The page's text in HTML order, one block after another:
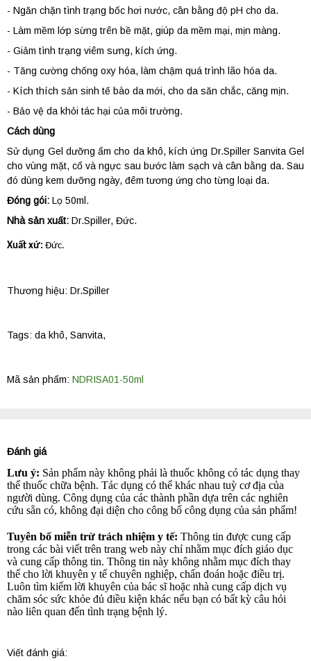
- Ngăn chặn tình trạng bốc hơi nước, cân bằng độ pH cho da.
- Làm mềm lớp sừng trên bề mặt, giúp da mềm mại, mịn màng.
- Giảm tình trạng viêm sưng, kích ứng.
- Tăng cường chống oxy hóa, làm chậm quá trình lão hóa da.
- Kích thích sản sinh tế bào da mới, cho da săn chắc, căng mịn.
- Bảo vệ da khỏi tác hại của môi trường.
Cách dùng
Sử dụng Gel dưỡng ẩm cho da khô, kích ứng Dr.Spiller Sanvita Gel
cho vùng mặt, cổ và ngực sau bước làm sạch và cân bằng da. Sau
đó dùng kem dưỡng ngày, đêm tương ứng cho từng loại da.
Đóng gói: Lọ 50ml.
Nhà sản xuất: Dr.Spiller, Đức.
Xuất xứ: Đức.
Thương hiệu: Dr.Spiller
Tags: da khô, Sanvita,
Mã sản phẩm: NDRISA01-50ml
Đánh giá
Lưu ý: Sản phẩm này không phải là thuốc không có tác dụng thay
thế thuốc chữa bệnh. Tác dụng có thể khác nhau tuỳ cơ địa của
người dùng. Công dụng của các thành phần dựa trên các nghiên
cứu sẵn có, không đại diện cho công bố công dụng của sản phẩm!
Tuyên bố miễn trừ trách nhiệm y tế: Thông tin được cung cấp
trong các bài viết trên trang web này chỉ nhằm mục đích giáo dục
và cung cấp thông tin. Thông tin này không nhằm mục đích thay
thế cho lời khuyên y tế chuyên nghiệp, chẩn đoán hoặc điều trị.
Luôn tìm kiếm lời khuyên của bác sĩ hoặc nhà cung cấp dịch vụ
chăm sóc sức khỏe đủ điều kiện khác nếu bạn có bất kỳ câu hỏi
nào liên quan đến tình trạng bệnh lý.
Viết đánh giá: